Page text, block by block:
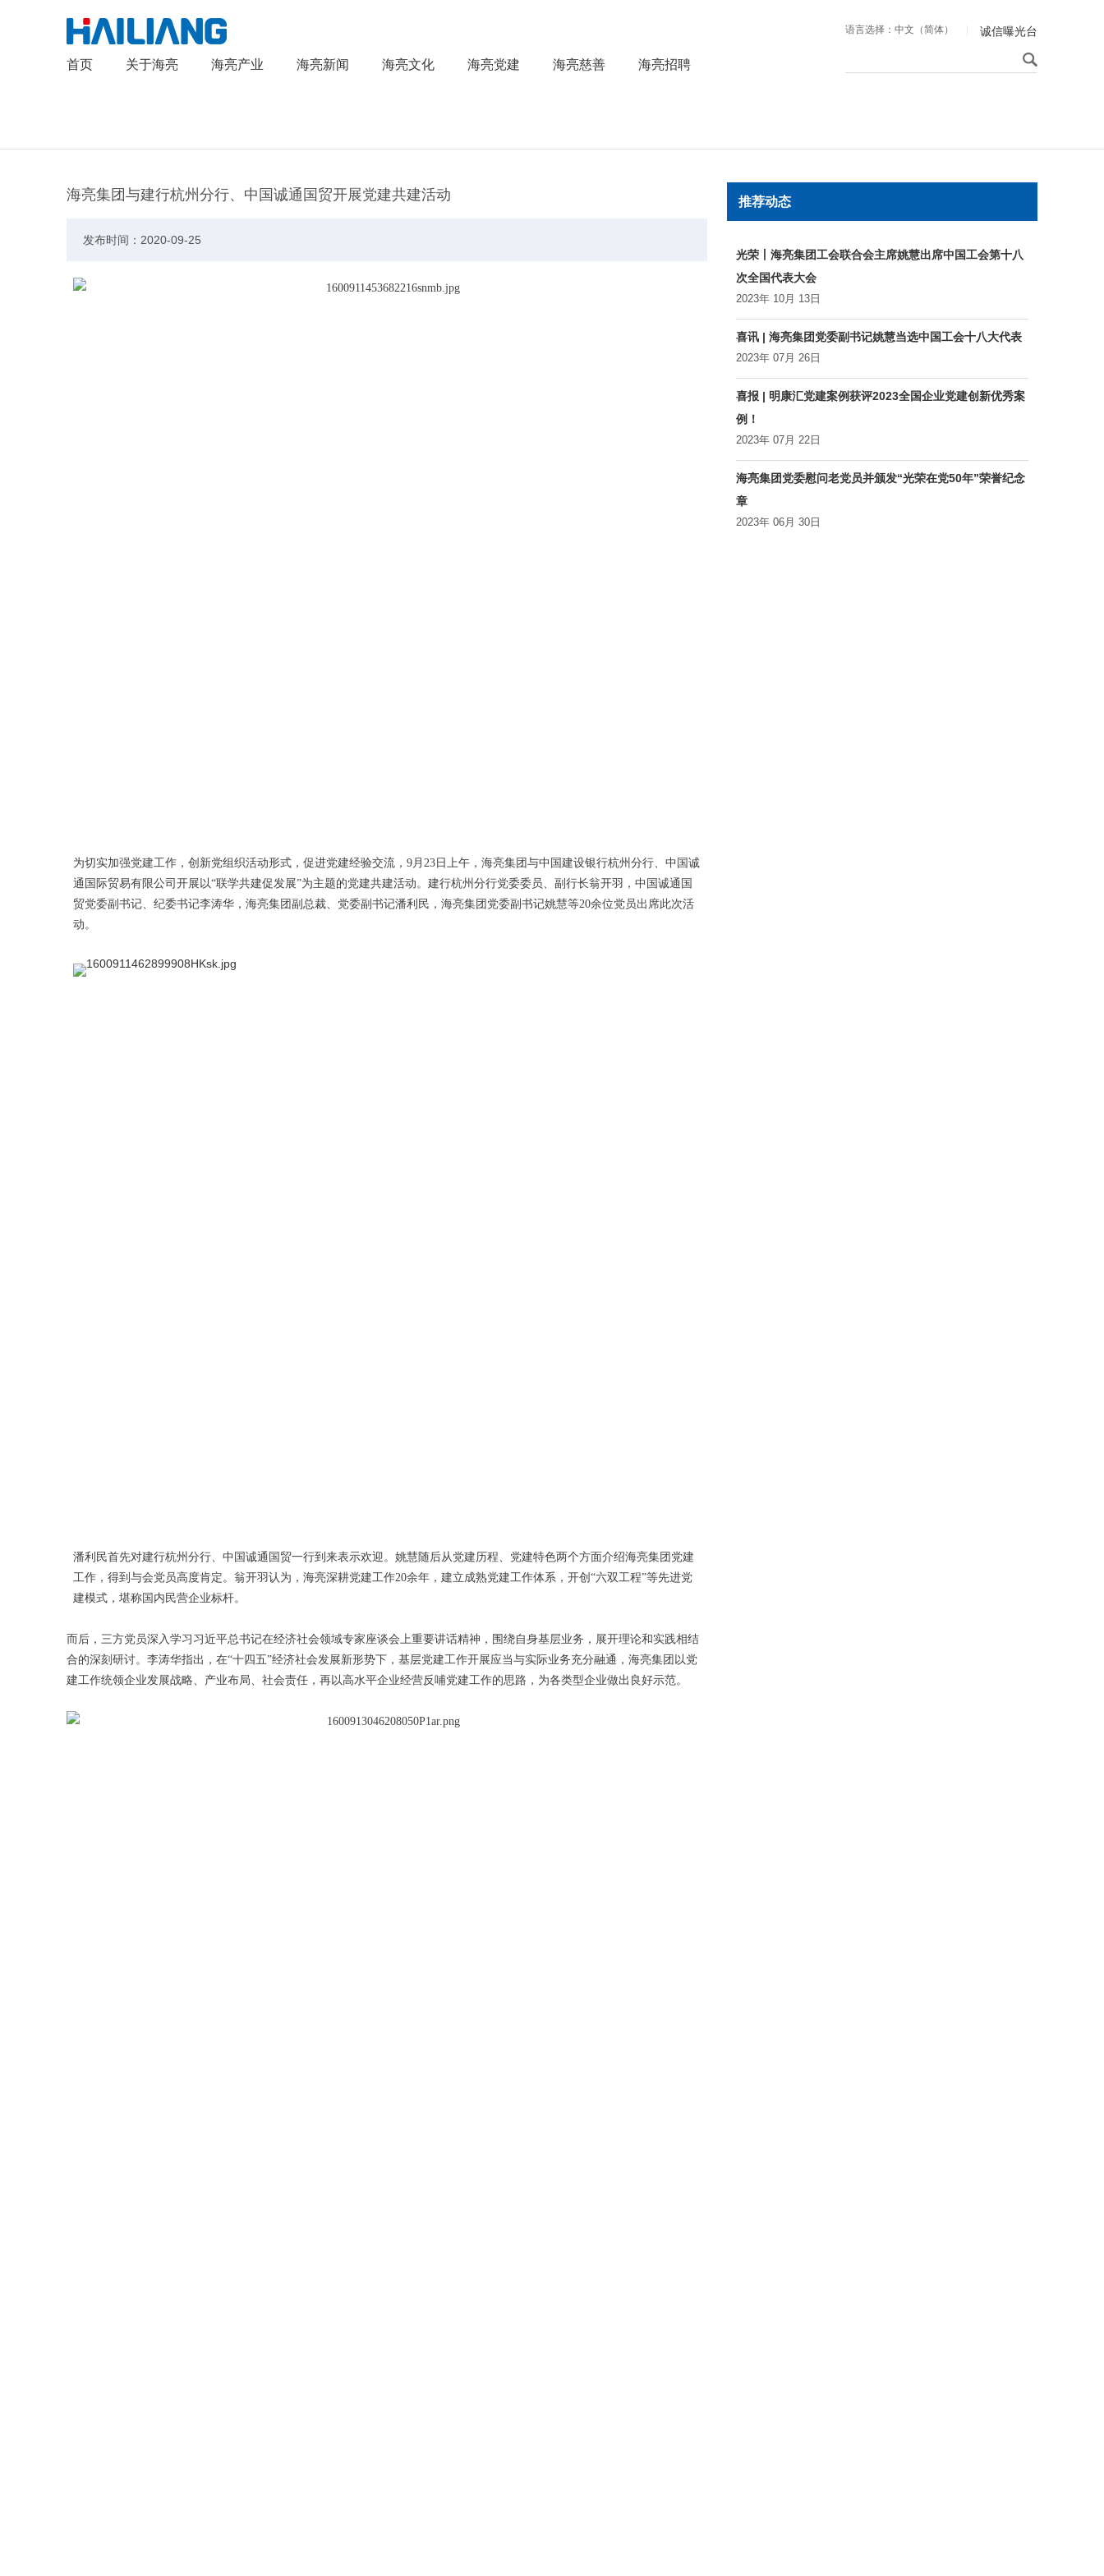
首页 关于海亮 海亮产业 海亮新闻 海亮文化 海亮党建 海亮慈善 海亮招聘
诚信曝光台
语言选择：中文（简体）
海亮集团与建行杭州分行、中国诚通国贸开展党建共建活动
发布时间：2020-09-25
为切实加强党建工作，创新党组织活动形式，促进党建经验交流，9月23日上午，海亮集团与中国建设银行杭州分行、中国诚
通国际贸易有限公司开展以“联学共建促发展”为主题的党建共建活动。建行杭州分行党委委员、副行长翁开羽，中国诚通国
贸党委副书记、纪委书记李涛华，海亮集团副总裁、党委副书记潘利民，海亮集团党委副书记姚慧等20余位党员出席此次活
动。
潘利民首先对建行杭州分行、中国诚通国贸一行到来表示欢迎。姚慧随后从党建历程、党建特色两个方面介绍海亮集团党建
工作，得到与会党员高度肯定。翁开羽认为，海亮深耕党建工作20余年，建立成熟党建工作体系，开创“六双工程”等先进党
建模式，堪称国内民营企业标杆。
而后，三方党员深入学习习近平总书记在经济社会领域专家座谈会上重要讲话精神，围绕自身基层业务，展开理论和实践相结
合的深刻研讨。 李涛华指出，在“十四五”经济社会发展新形势下，基层党建工作开展应当与实际业务充分融通，海亮集团以党
建工作统领企业发展战略、产业布局、社会责任，再以高水平企业经营反哺党建工作的思路，为各类型企业做出良好示范。
推荐动态
光荣丨海亮集团工会联合会主席姚慧出席中国工会第十八
次全国代表大会
2023年 10月 13日
喜讯 | 海亮集团党委副书记姚慧当选中国工会十八大代表
2023年 07月 26日
喜报 | 明康汇党建案例获评2023全国企业党建创新优秀案
例！
2023年 07月 22日
海亮集团党委慰问老党员并颁发“光荣在党50年”荣誉纪念
章
2023年 06月 30日